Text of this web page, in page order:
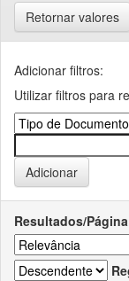
Retornar valores
Adicionar filtros:
Utilizar filtros para
Resultados/Página